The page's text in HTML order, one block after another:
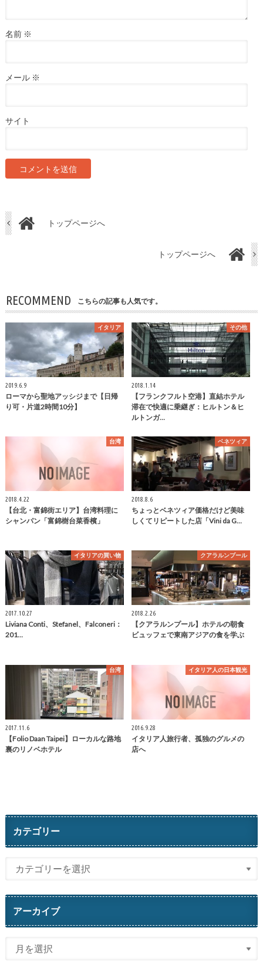
名前 ※
メール ※
サイト
トップページへ
トップページへ
RECOMMEND こちらの記事も人気です。
イタリア
2019.6.9
ローマから聖地アッシジまで【日帰
り可・片道2時間10分】
その他
2018.1.14
【フランクフルト空港】直結ホテル
滞在で快適に乗継ぎ：ヒルトン＆ヒ
ルトンガ…
台湾
2018.4.22
【台北・富錦街エリア】台湾料理に
シャンパン「富錦樹台菜香檳」
ベネツィア
2018.8.6
ちょっとベネツィア価格だけど美味
しくてリピートした店「Vini da G…
イタリアの買い物
2017.10.27
Liviana Conti、Stefanel、Falconeri：
201…
クアラルンプール
2018.2.26
【クアラルンプール】ホテルの朝食
ビュッフェで東南アジアの食を学ぶ
台湾
2017.11.6
【Folio Daan Taipei】ローカルな路地
裏のリノベホテル
イタリア人の日本観光
2016.9.28
イタリア人旅行者、孤独のグルメの
店へ
カテゴリー
アーカイブ